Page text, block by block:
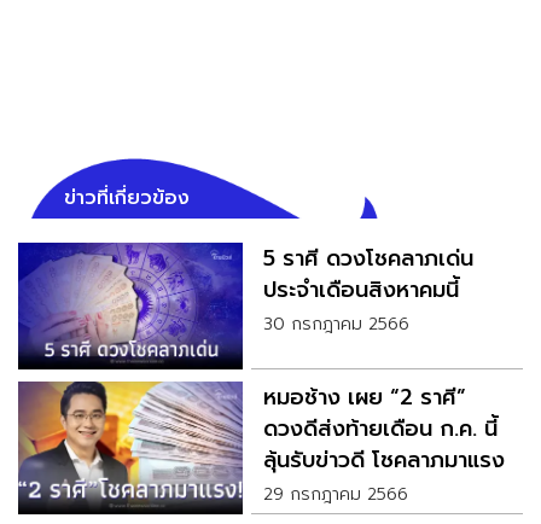
ข่าวที่เกี่ยวข้อง
5 ราศี ดวงโชคลาภเด่น
ประจำเดือนสิงหาคมนี้
30 กรกฎาคม 2566
หมอช้าง เผย “2 ราศี”
ดวงดีส่งท้ายเดือน ก.ค. นี้
ลุ้นรับข่าวดี โชคลาภมาแรง
29 กรกฎาคม 2566